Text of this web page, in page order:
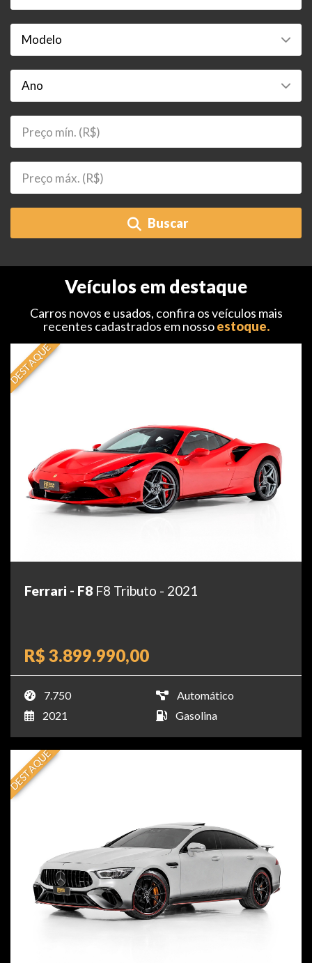
Buscar
Veículos em destaque
Carros novos e usados, confira os veículos mais
recentes cadastrados em nossoestoque.
DESTAQUE
Ferrari - F8 F8 Tributo - 2021
R$ 3.899.990,00
7.750
Automático
2021
Gasolina
DESTAQUE